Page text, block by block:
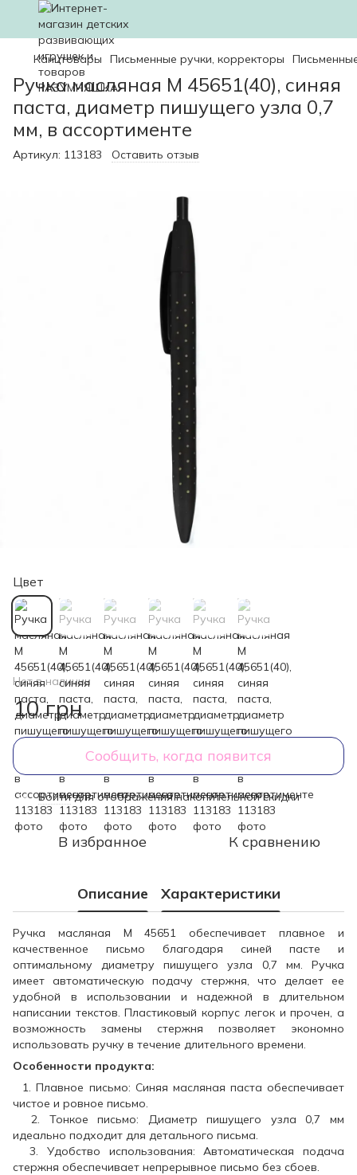
Канцтовары Письменные ручки, корректоры
Ручка масляная М 45651(40), синяя
паста, диаметр пишущего узла 0,7
мм, в ассортименте
Артикул: 113183 Оставить отзыв
Цвет
Нет в наличии
10 грн
Сообщить, когда появится
% Войтидля отображения накопительной скидки
В избранное К сравнению
Описание Характеристики
Ручка масляная М 45651 обеспечивает плавное и
качественное письмо благодаря синей пасте и
оптимальному диаметру пишущего узла 0,7 мм. Ручка
имеет автоматическую подачу стержня, что делает ее
удобной в использовании и надежной в длительном
написании текстов. Пластиковый корпус легок и прочен, а
возможность замены стержня позволяет экономно
использовать ручку в течение длительного времени.
Особенности продукта:
1. Плавное письмо: Синяя масляная паста обеспечивает
чистое и ровное письмо.
2. Тонкое письмо: Диаметр пишущего узла 0,7 мм
идеально подходит для детального письма.
3. Удобство использования: Автоматическая подача
стержня обеспечивает непрерывное письмо без сбоев.